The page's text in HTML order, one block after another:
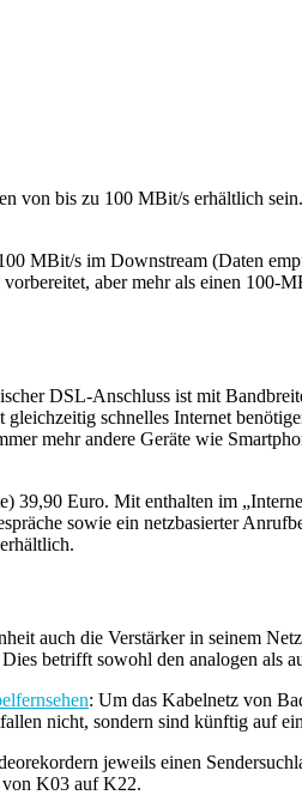
von bis zu 100 MBit/s erhältlich
MBit/s im Downstream (Daten
aber mehr als einen 100-
DSL-Anschluss ist mit
schnelles Internet
mehr andere Geräte wie
39,90 Euro. Mit enthalten im
sowie ein netzbasierter
auch die Verstärker in seinem
betrifft sowohl den analogen als
: Um das Kabelnetz von
nicht, sondern sind künftig auf
jeweils einen
K03 auf K22.